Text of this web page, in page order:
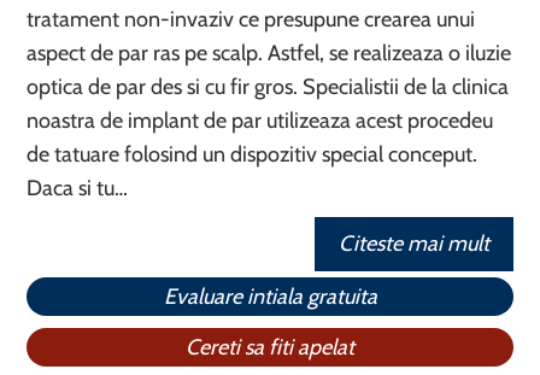
tratament non-invaziv ce presupune crearea unui
aspect de par ras pe scalp. Astfel, se realizeaza o iluzie
optica de par des si cu fir gros. Specialistii de la clinica
noastra de implant de par utilizeaza acest procedeu
de tatuare folosind un dispozitiv special conceput.
Daca si tu…
Citeste mai mult
Evaluare intiala gratuita
Cereti sa fiti apelat